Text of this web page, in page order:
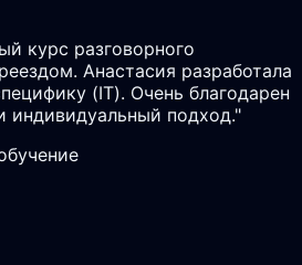
курс разговорного
Анастасия разработала
(IT). Очень благодарен
индивидуальный подход."